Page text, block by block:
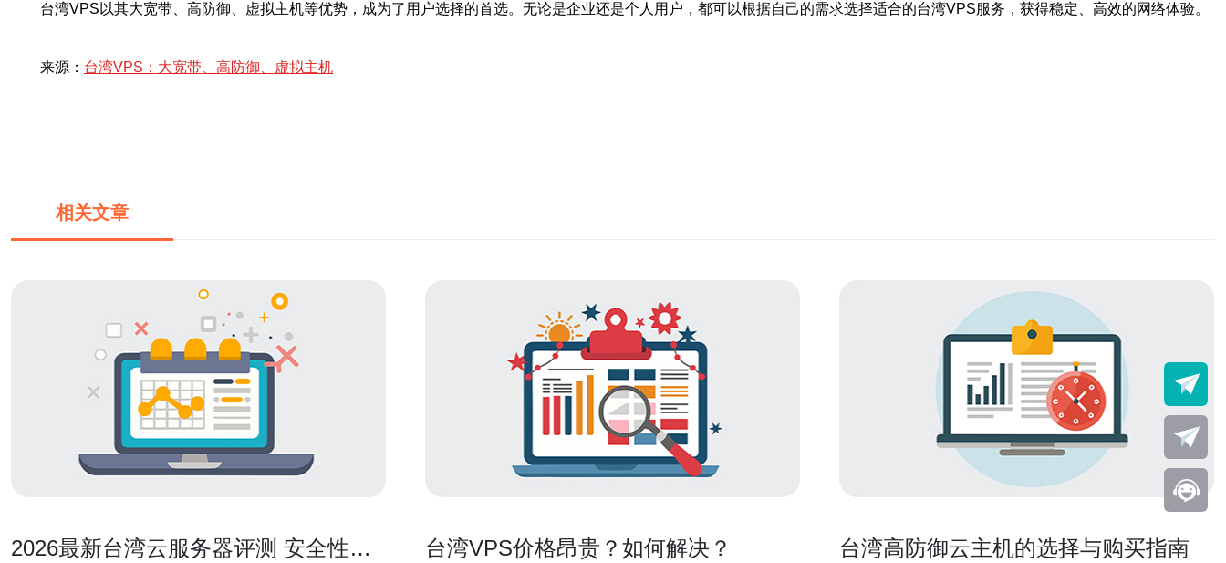
台湾VPS以其大宽带、高防御、虚拟主机等优势，成为了用户选择的首选。无论是企业还是个人用户，都可以根据自己的需求选择适合的台湾VPS服务，获得稳定、高效的网络体验。
来源： 台湾VPS：大宽带、高防御、虚拟主机
相关文章
2026最新台湾云服务器评测 安全性与
台湾VPS价格昂贵？如何解决？ 台湾高防御云主机的选择与购买指南